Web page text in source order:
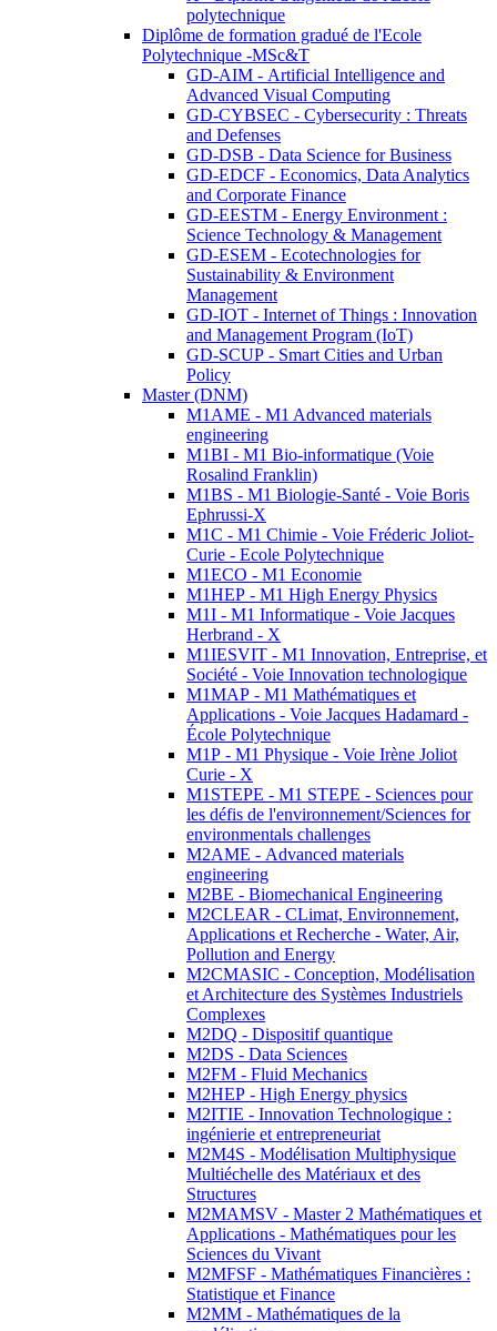
polytechnique
Diplôme de formation gradué de l'Ecole
Polytechnique -MSc&T
GD-AIM - Artificial Intelligence and
Advanced Visual Computing
GD-CYBSEC - Cybersecurity : Threats
and Defenses
GD-DSB - Data Science for Business
GD-EDCF - Economics, Data Analytics
and Corporate Finance
GD-EESTM - Energy Environment :
Science Technology & Management
GD-ESEM - Ecotechnologies for
Sustainability & Environment
Management
GD-IOT - Internet of Things : Innovation
and Management Program (IoT)
GD-SCUP - Smart Cities and Urban
Policy
Master (DNM)
M1AME - M1 Advanced materials
engineering
M1BI - M1 Bio-informatique (Voie
Rosalind Franklin)
M1BS - M1 Biologie-Santé - Voie Boris
Ephrussi-X
M1C - M1 Chimie - Voie Fréderic Joliot-
Curie - Ecole Polytechnique
M1ECO - M1 Economie
M1HEP - M1 High Energy Physics
M1I - M1 Informatique - Voie Jacques
Herbrand - X
M1IESVIT - M1 Innovation, Entreprise, et
Société - Voie Innovation technologique
M1MAP - M1 Mathématiques et
Applications - Voie Jacques Hadamard -
École Polytechnique
M1P - M1 Physique - Voie Irène Joliot
Curie - X
M1STEPE - M1 STEPE - Sciences pour
les défis de l'environnement/Sciences for
environmentals challenges
M2AME - Advanced materials
engineering
M2BE - Biomechanical Engineering
M2CLEAR - CLimat, Environnement,
Applications et Recherche - Water, Air,
Pollution and Energy
M2CMASIC - Conception, Modélisation
et Architecture des Systèmes Industriels
Complexes
M2DQ - Dispositif quantique
M2DS - Data Sciences
M2FM - Fluid Mechanics
M2HEP - High Energy physics
M2ITIE - Innovation Technologique :
ingénierie et entrepreneuriat
M2M4S - Modélisation Multiphysique
Multiéchelle des Matériaux et des
Structures
M2MAMSV - Master 2 Mathématiques et
Applications - Mathématiques pour les
Sciences du Vivant
M2MFSF - Mathématiques Financières :
Statistique et Finance
M2MM - Mathématiques de la